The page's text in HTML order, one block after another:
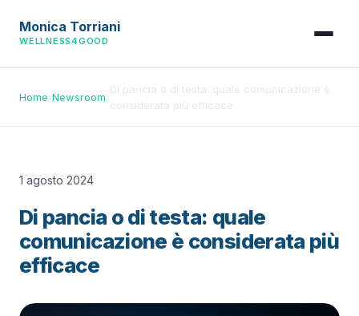
Monica Torriani
WELLNESS4GOOD
Home›Newsroom›
Di pancia o di testa: quale comunicazione è
considerata più efficace
1 agosto 2024
Di pancia o di testa: quale
comunicazione è considerata più
efficace